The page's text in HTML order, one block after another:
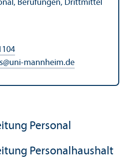
Berufungen, Drittmittel
@uni-mannheim.de
Personal
Personalhaushalt